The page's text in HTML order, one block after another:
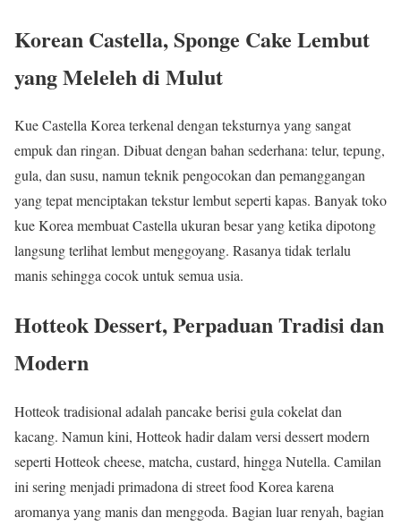
Korean Castella, Sponge Cake Lembut
yang Meleleh di Mulut
Kue Castella Korea terkenal dengan teksturnya yang sangat
empuk dan ringan. Dibuat dengan bahan sederhana: telur, tepung,
gula, dan susu, namun teknik pengocokan dan pemanggangan
yang tepat menciptakan tekstur lembut seperti kapas. Banyak toko
kue Korea membuat Castella ukuran besar yang ketika dipotong
langsung terlihat lembut menggoyang. Rasanya tidak terlalu
manis sehingga cocok untuk semua usia.
Hotteok Dessert, Perpaduan Tradisi dan
Modern
Hotteok tradisional adalah pancake berisi gula cokelat dan
kacang. Namun kini, Hotteok hadir dalam versi dessert modern
seperti Hotteok cheese, matcha, custard, hingga Nutella. Camilan
ini sering menjadi primadona di street food Korea karena
aromanya yang manis dan menggoda. Bagian luar renyah, bagian